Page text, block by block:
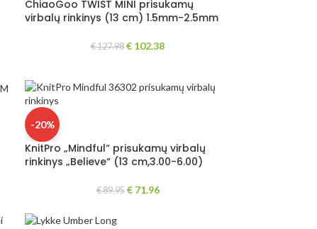
ChiaoGoo TWIST MINI prisukamų
virbalų rinkinys (13 cm) 1.5mm-2.5mm
€127.98 € 102.38
-20%
KnitPro „Mindful“ prisukamų virbalų
rinkinys „Believe“ (13 cm,3.00-6.00)
€89.95 €71.96